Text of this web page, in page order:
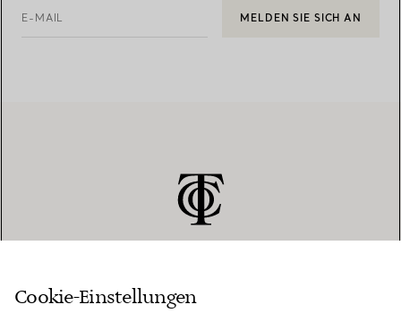
E-MAIL MELDEN SIE SICH AN
KUNDENSERVICE
Cookie-Einstellungen